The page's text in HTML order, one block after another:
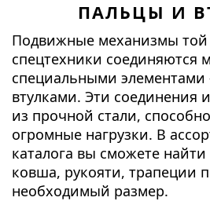
ПАЛЬЦЫ И
Подвижные механизмы
спецтехники соединяются
специальными элементами
втулками. Эти соединения
из прочной стали,
огромные нагрузки. В
каталога вы сможете
ковша, рукояти, трапеции
необходимый размер.